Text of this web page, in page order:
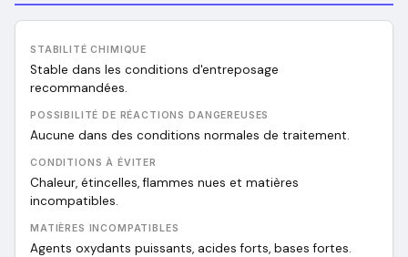
STABILITÉ CHIMIQUE
Stable dans les conditions d'entreposage
recommandées.
POSSIBILITÉ DE RÉACTIONS DANGEREUSES
Aucune dans des conditions normales de traitement.
CONDITIONS À ÉVITER
Chaleur, étincelles, flammes nues et matières
incompatibles.
MATIÈRES INCOMPATIBLES
Agents oxydants puissants, acides forts, bases fortes.